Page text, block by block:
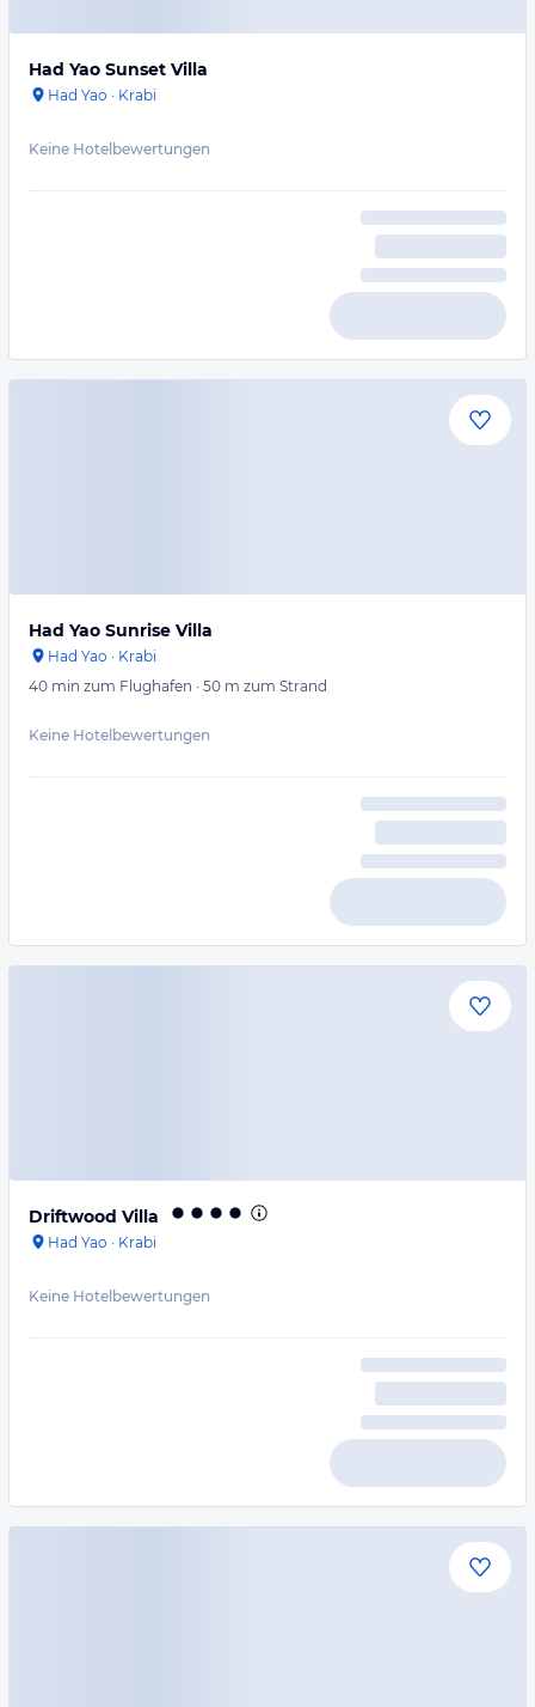
Had Yao Sunset Villa
Had Yao · Krabi
Keine Hotelbewertungen
Had Yao Sunrise Villa
Had Yao · Krabi
40 min zum Flughafen · 50 m zum Strand
Keine Hotelbewertungen
Driftwood Villa
Had Yao · Krabi
Keine Hotelbewertungen